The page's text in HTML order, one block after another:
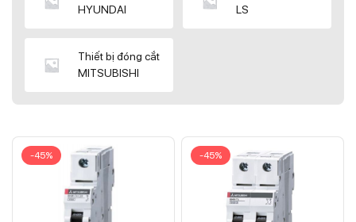
HYUNDAI
LS
Thiết bị đóng cắt
MITSUBISHI
-45% -45%